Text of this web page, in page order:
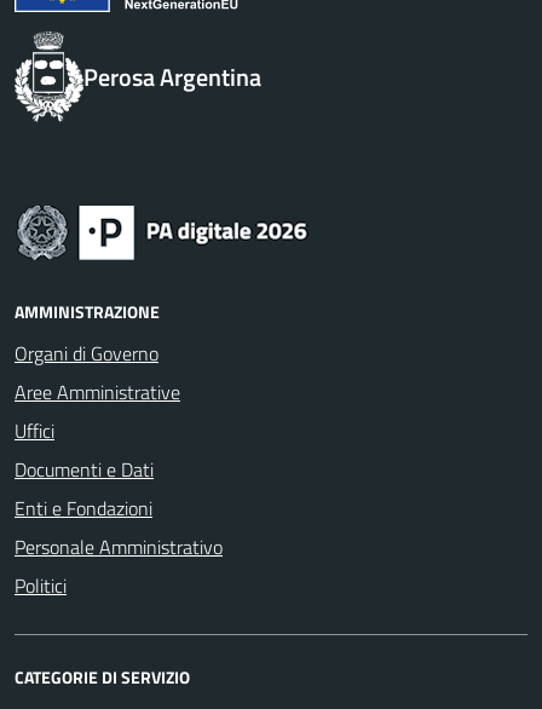
Perosa Argentina
AMMINISTRAZIONE
Organi di Governo
Aree Amministrative
Uffici
Documenti e Dati
Enti e Fondazioni
Personale Amministrativo
Politici
CATEGORIE DI SERVIZIO